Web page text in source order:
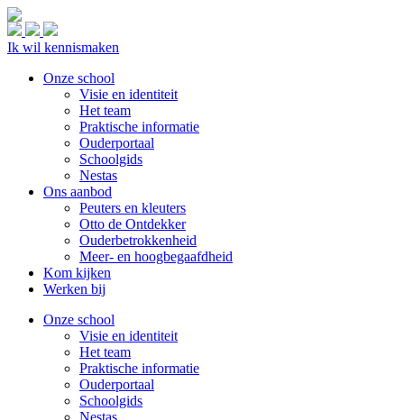
Ik wil kennismaken
Onze school
Visie en identiteit
Het team
Praktische informatie
Ouderportaal
Schoolgids
Nestas
Ons aanbod
Peuters en kleuters
Otto de Ontdekker
Ouderbetrokkenheid
Meer- en hoogbegaafdheid
Kom kijken
Werken bij
Onze school
Visie en identiteit
Het team
Praktische informatie
Ouderportaal
Schoolgids
Nestas